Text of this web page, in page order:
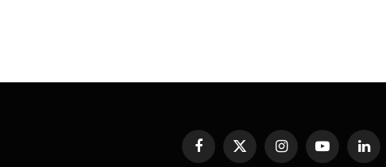
FacebookX
InstagramYouTube